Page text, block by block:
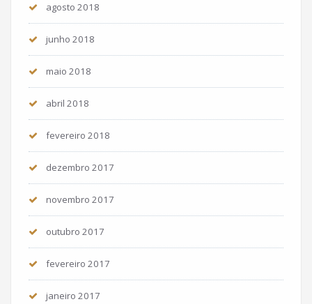
agosto 2018
junho 2018
maio 2018
abril 2018
fevereiro 2018
dezembro 2017
novembro 2017
outubro 2017
fevereiro 2017
janeiro 2017